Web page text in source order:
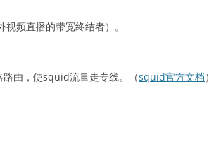
频直播的带宽终结者）。
由，使squid流量走专线。（squid官方文档）